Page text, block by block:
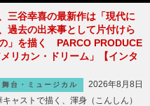
三谷幸喜の最新作は「現代に
過去の出来事として片付けら
」を描く PARCO PRODUCE
リカン・ドリーム」【インタ
舞台・ミュージカル
2026年8月8日
ャストで描く、渾身（こんしん）